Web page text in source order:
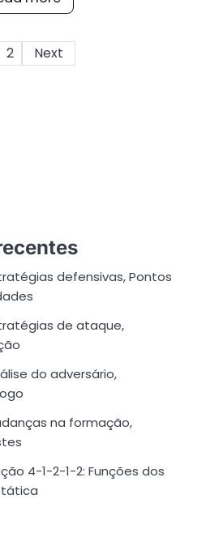
2 Next
defensivas, Pontos
de ataque,
do adversário,
na formação,
4-1-2-1-2: Funções dos
tática